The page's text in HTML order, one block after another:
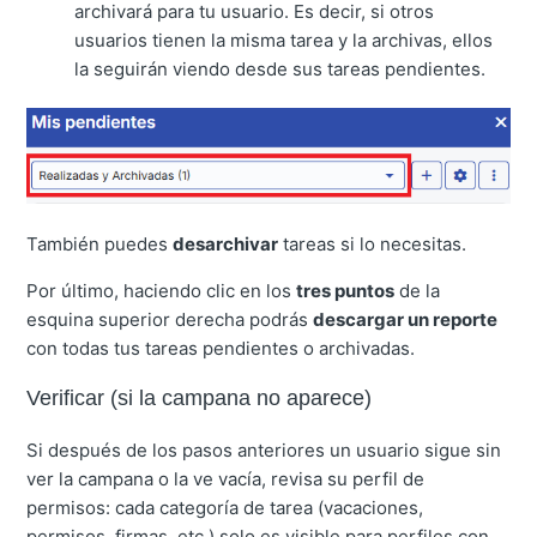
archivará para tu usuario. Es decir, si otros
usuarios tienen la misma tarea y la archivas, ellos
la seguirán viendo desde sus tareas pendientes.
También puedesdesarchivar tareas si lo necesitas.
Por último, haciendo clic en lostres puntos de la
esquina superior derecha podrásdescargar un reporte
con todas tus tareas pendientes o archivadas.
Verificar (si la campana no aparece)
Si después de los pasos anteriores un usuario sigue sin
ver la campana o la ve vacía, revisa su perfil de
permisos: cada categoría de tarea (vacaciones,